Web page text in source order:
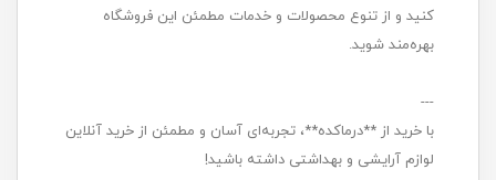
کنید و از تنوع محصولات و خدمات مطمئن این فروشگاه
بهره‌مند شوید.
---
با خرید از **درماکده**، تجربه‌ای آسان و مطمئن از خرید آنلاین
لوازم آرایشی و بهداشتی داشته باشید!